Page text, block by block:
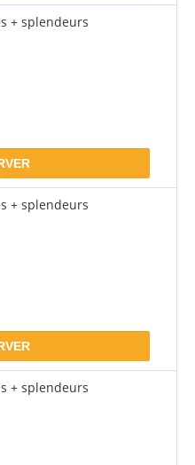
+ splendeurs
+ splendeurs
+ splendeurs